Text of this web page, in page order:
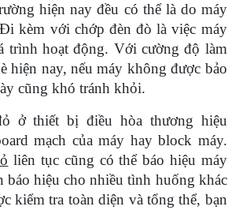
hiện nay đều có thể là do máy
kèm với chớp đèn đò là việc máy
trình hoạt động. Với cường độ làm
hiện nay, nếu máy không được bảo
cũng khó tránh khỏi.
ở thiết bị điều hòa thương hiệu
mạch của máy hay block máy.
liên tục cũng có thể báo hiệu máy
báo hiệu cho nhiều tình huống khác
kiểm tra toàn diện và tổng thể, bạn